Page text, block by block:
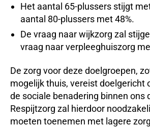
Het aantal 65-plussers stijgt
aantal 80-plussers met 48%.
De vraag naar wijkzorg zal
vraag naar verpleeghuiszorg
De zorg voor deze doelgroepen,
mogelijk thuis, vereist doelgericht
de sociale benadering binnen ons
Respijtzorg zal hierdoor
moeten toenemen met lagere